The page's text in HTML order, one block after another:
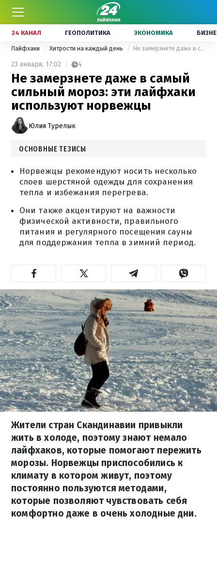
24 КАНАЛ ГЕОПОЛИТИКА ЭКОНОМИКА
Лайфхаки Хитрости на каждый день Не замерзнете даже в самый сильный мороз: эти лайфхаки используют норвежцы
23 января, 17:02 4
Не замерзнете даже в самый
сильный мороз: эти лайфхаки
используют норвежцы
Юлия Турелык
ОСНОВНЫЕ ТЕЗИСЫ
Норвежцы рекомендуют носить несколько
слоев шерстяной одежды для сохранения
тепла и избежания перегрева.
Они также акцентируют на важности
физической активности, правильного
питания и регулярного посещения сауны
для поддержания тепла в зимний период.
Жители стран Скандинавии привыкли
жить в холоде, поэтому знают немало
лайфхаков, которые помогают пережить
морозы. Норвежцы приспособились к
климату в котором живут, поэтому
постоянно пользуются методами,
которые позволяют чувствовать себя
комфортно даже в очень холодные дни.